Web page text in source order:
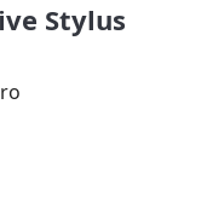
Stylus